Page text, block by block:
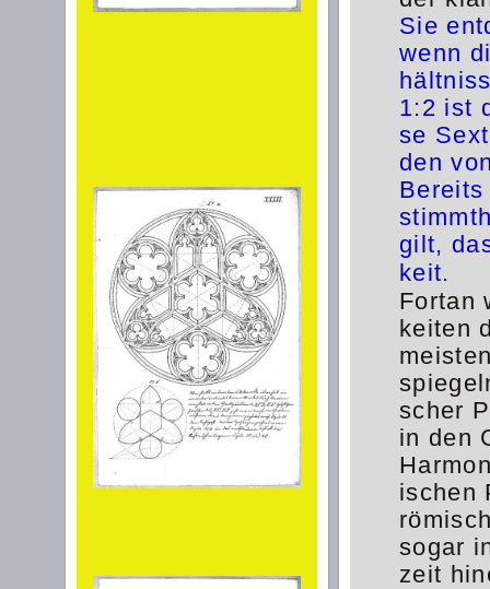
Sie
wenn
1:2 ist
se
den
gilt,
keit.
Fortan
keiten
scher
in den
ischen
sogar
zeit